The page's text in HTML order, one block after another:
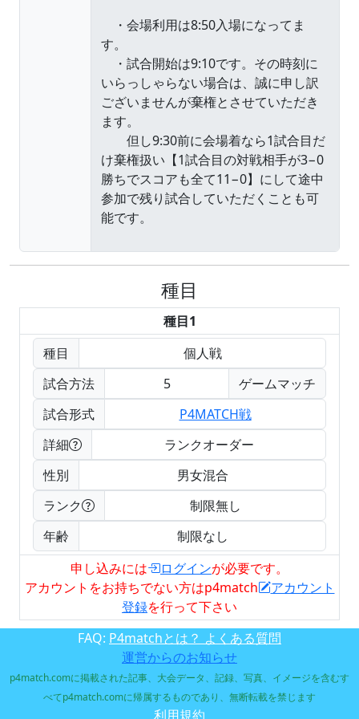
種目
種目1
種目
個人戦
試合方法
5
ゲームマッチ
試合形式
P4MATCH戦
詳細
ランクオーダー
性別
男女混合
ランク
制限無し
年齢
制限なし
申し込みには
ログインが必要です。
アカウントをお持ちでない方はp4match
アカウント
登録を行って下さい
FAQ: P4matchとは？ よくある質問
運営からのお知らせ
p4match.comに掲載された記事、大会データ、記録、写真、イメージを含むす
べてp4match.comに帰属するものであり、無断転載を禁じます
利用規約